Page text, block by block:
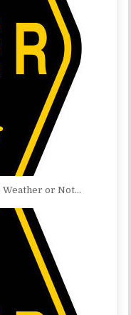
or Not…